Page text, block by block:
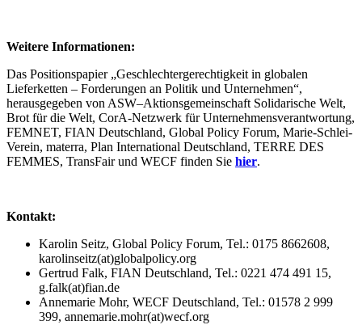
Weitere Informationen:
Das Positionspapier „Geschlechtergerechtigkeit in globalen
Lieferketten – Forderungen an Politik und Unternehmen“,
herausgegeben von ASW–Aktionsgemeinschaft Solidarische Welt,
Brot für die Welt, CorA-Netzwerk für Unternehmensverantwortung,
FEMNET, FIAN Deutschland, Global Policy Forum, Marie-Schlei-
Verein, materra, Plan International Deutschland, TERRE DES
FEMMES, TransFair und WECF finden Sie hier.
Kontakt:
Karolin Seitz, Global Policy Forum, Tel.: 0175 8662608,
karolinseitz(at)globalpolicy.org
Gertrud Falk, FIAN Deutschland, Tel.: 0221 474 491 15,
g.falk(at)fian.de
Annemarie Mohr, WECF Deutschland, Tel.: 01578 2 999
399, annemarie.mohr(at)wecf.org